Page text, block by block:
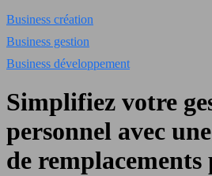
Business création
Business gestion
Business développement
Simplifiez votre
personnel avec
de